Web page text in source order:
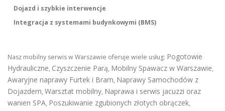
Dojazd i szybkie interwencje
Integracja z systemami budynkowymi (BMS)
Nasz mobilny serwis w Warszawie oferuje wiele usług: Pogotowie
Hydrauliczne, Czyszczenie Parą, Mobilny Spawacz w Warszawie,
Awaryjne naprawy Furtek i Bram, Naprawy Samochodów z
Dojazdem, Warsztat mobilny, Naprawa i serwis jacuzzi oraz
wanien SPA, Poszukiwanie zgubionych złotych obrączek,